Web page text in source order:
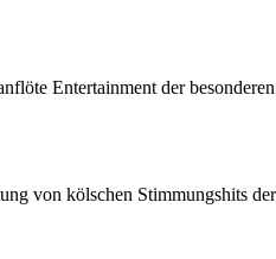
Entertainment der
von kölschen Stimmungshits